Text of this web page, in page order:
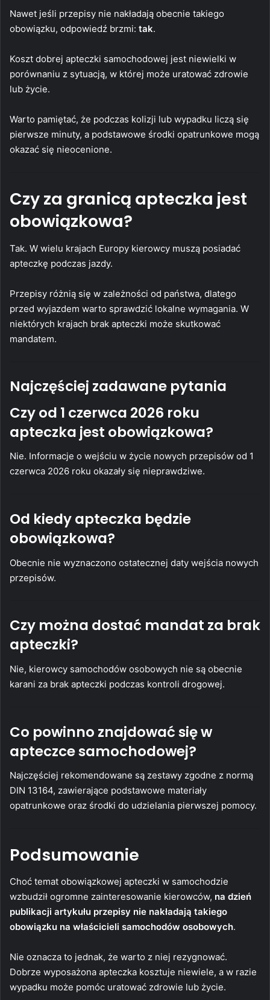
Nawet jeśli przepisy nie nakładają obecnie takiego
obowiązku, odpowiedź brzmi: tak.
Koszt dobrej apteczki samochodowej jest niewielki w
porównaniu z sytuacją, w której może uratować zdrowie
lub życie.
Warto pamiętać, że podczas kolizji lub wypadku liczą się
pierwsze minuty, a podstawowe środki opatrunkowe mogą
okazać się nieocenione.
Czy za granicą apteczka jest
obowiązkowa?
Tak. W wielu krajach Europy kierowcy muszą posiadać
apteczkę podczas jazdy.
Przepisy różnią się w zależności od państwa, dlatego
przed wyjazdem warto sprawdzić lokalne wymagania. W
niektórych krajach brak apteczki może skutkować
mandatem.
Najczęściej zadawane pytania
Czy od 1 czerwca 2026 roku
apteczka jest obowiązkowa?
Nie. Informacje o wejściu w życie nowych przepisów od 1
czerwca 2026 roku okazały się nieprawdziwe.
Od kiedy apteczka będzie
obowiązkowa?
Obecnie nie wyznaczono ostatecznej daty wejścia nowych
przepisów.
Czy można dostać mandat za brak
apteczki?
Nie, kierowcy samochodów osobowych nie są obecnie
karani za brak apteczki podczas kontroli drogowej.
Co powinno znajdować się w
apteczce samochodowej?
Najczęściej rekomendowane są zestawy zgodne z normą
DIN 13164, zawierające podstawowe materiały
opatrunkowe oraz środki do udzielania pierwszej pomocy.
Podsumowanie
Choć temat obowiązkowej apteczki w samochodzie
wzbudził ogromne zainteresowanie kierowców, na dzień
publikacji artykułu przepisy nie nakładają takiego
obowiązku na właścicieli samochodów osobowych.
Nie oznacza to jednak, że warto z niej rezygnować.
Dobrze wyposażona apteczka kosztuje niewiele, a w razie
wypadku może pomóc uratować zdrowie lub życie.